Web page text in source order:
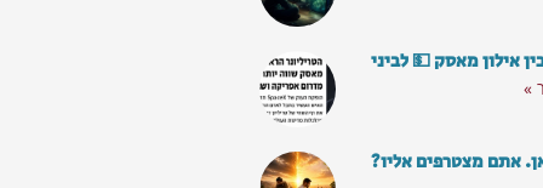
אילון מאסק 💵 לביני
»
אתם מצטרפים אליו?